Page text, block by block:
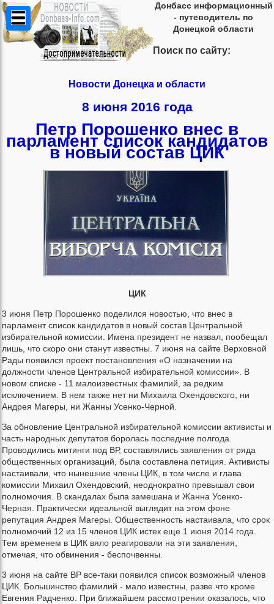
Донбасс информационный
- путеводитель по
Донецкой области
Поиск по сайту:
Новости Донецка и области
8 июня 2016 года
Петр Порошенко внес в
парламент список кандидатов
в новый состав ЦИК
ЦИК
3 июня Петр Порошенко поделился новостью, что внес в
парламент список кандидатов в новый состав Центральной
избирательной комиссии. Имена президент не назвал, пообещал
лишь, что скоро они станут известны. 7 июня на сайте Верховной
Рады появился проект постановления «О назначении на
должности членов Центральной избирательной комиссии». В
новом списке - 11 малоизвестных фамилий, за редким
исключением. В нем также нет ни Михаила Охендовского, ни
Андрея Магеры, ни Жанны Усенко-Черной.
За обновление Центральной избирательной комиссии активисты и
часть народных депутатов боролась последние полгода.
Проводились митинги под ВР, составлялись заявления от ряда
общественных организаций, была составлена петиция. Активисты
настаивали, что нынешние члены ЦИК, в том числе и глава
комиссии Михаил Охендовский, неоднократно превышал свои
полномочия. В скандалах была замешана и Жанна Усенко-
Черная. Практически идеальной выглядит на этом фоне
репутация Андрея Магеры. Общественность настаивала, что срок
полномочий 12 из 15 членов ЦИК истек еще 1 июня 2014 года.
Тем временем в ЦИК вяло реагировали на эти заявления,
отмечая, что обвинения - беспочвенны.
3 июня на сайте ВР все-таки появился список возможный членов
ЦИК. Большинство фамилий - мало известны, разве что кроме
Евгения Радченко. При ближайшем рассмотрении оказалось, что